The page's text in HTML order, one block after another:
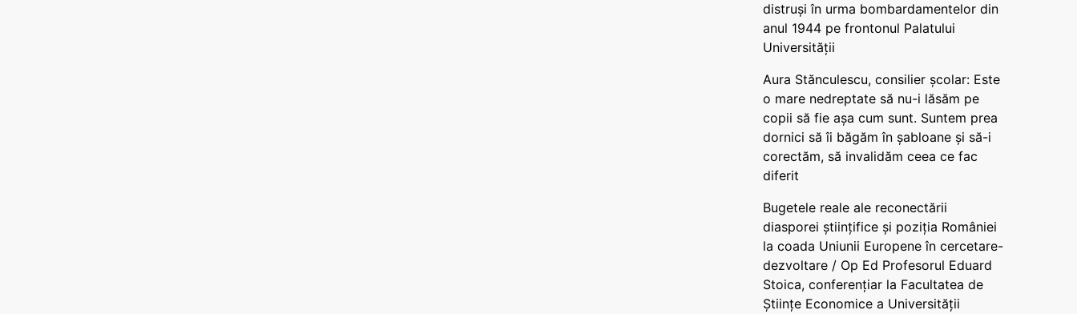
distruși în urma bombardamentelor din
anul 1944 pe frontonul Palatului
Universității
Aura Stănculescu, consilier școlar: Este
o mare nedreptate să nu-i lăsăm pe
copii să fie așa cum sunt. Suntem prea
dornici să îi băgăm în șabloane și să-i
corectăm, să invalidăm ceea ce fac
diferit
Bugetele reale ale reconectării
diasporei științifice și poziția României
la coada Uniunii Europene în cercetare-
dezvoltare / Op Ed Profesorul Eduard
Stoica, conferențiar la Facultatea de
Științe Economice a Universității